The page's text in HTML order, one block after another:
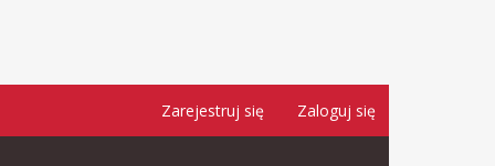
Zaloguj się
Zarejestruj się